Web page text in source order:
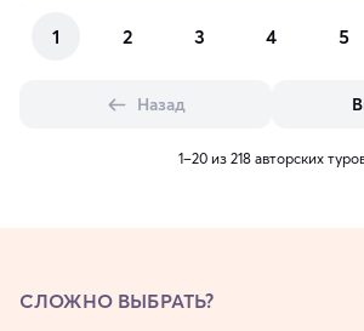
1 2 3 4 5
Назад
1–20 из 218 авторских
СЛОЖНО ВЫБРАТЬ?